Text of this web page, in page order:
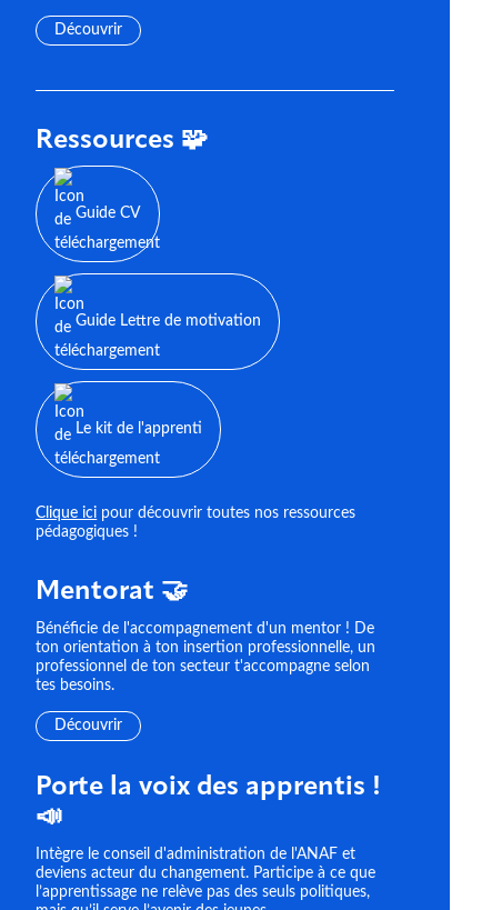
Découvrir
Ressources 🧩
Guide CV
Guide Lettre de motivation
Le kit de l'apprenti
Clique ici pour découvrir toutes nos ressources
pédagogiques !
Mentorat 🤝
Bénéficie de l'accompagnement d'un mentor ! De
ton orientation à ton insertion professionnelle, un
professionnel de ton secteur t'accompagne selon
tes besoins.
Découvrir
Porte la voix des apprentis !
📣
Intègre le conseil d'administration de l'ANAF et
deviens acteur du changement. Participe à ce que
l’apprentissage ne relève pas des seuls politiques,